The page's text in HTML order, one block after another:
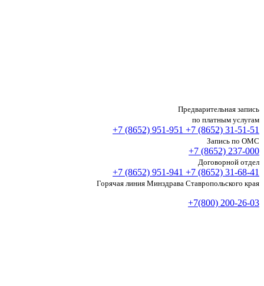
Предварительная запись
по платным услугам
+7 (8652) 951-951 +7 (8652) 31-51-51
Запись по ОМС
+7 (8652) 237-000
Договорной отдел
+7 (8652) 951-941 +7 (8652) 31-68-41
Горячая линия Минздрава Ставропольского края
+7(800) 200-26-03